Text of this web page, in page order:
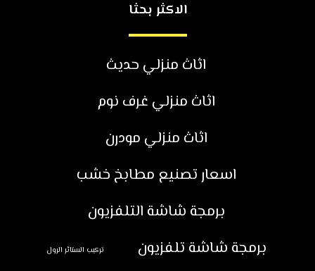
الاكثر بحثا
اثاث منزلي حديث
اثاث منزلي غرف نوم
اثاث منزلي مودرن
اسعار تصنيع مطابخ خشب
برمجة شاشة التلفزيون
برمجة شاشة تلفزيون
تركيب الستائر الرول